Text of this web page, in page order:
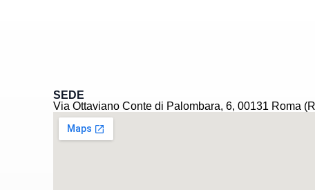
SEDE
Via Ottaviano Conte di Palombara, 6, 00131 Roma